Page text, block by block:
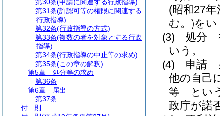
(昭和27
む。)をい
(3)
処分
いう。
(4)
申請
他の自己
等」とい
政庁が諾
第30条(申請に関連する行政指導)
第31条(許認可等の権限に関連する
行政指導)
第32条(行政指導の方式)
第33条(複数の者を対象とする行政
指導)
第34条(行政指導の中止等の求め)
第35条(この章の解釈)
第5章
処分等の求め
第36条
第6章
届出
第37条
付 則